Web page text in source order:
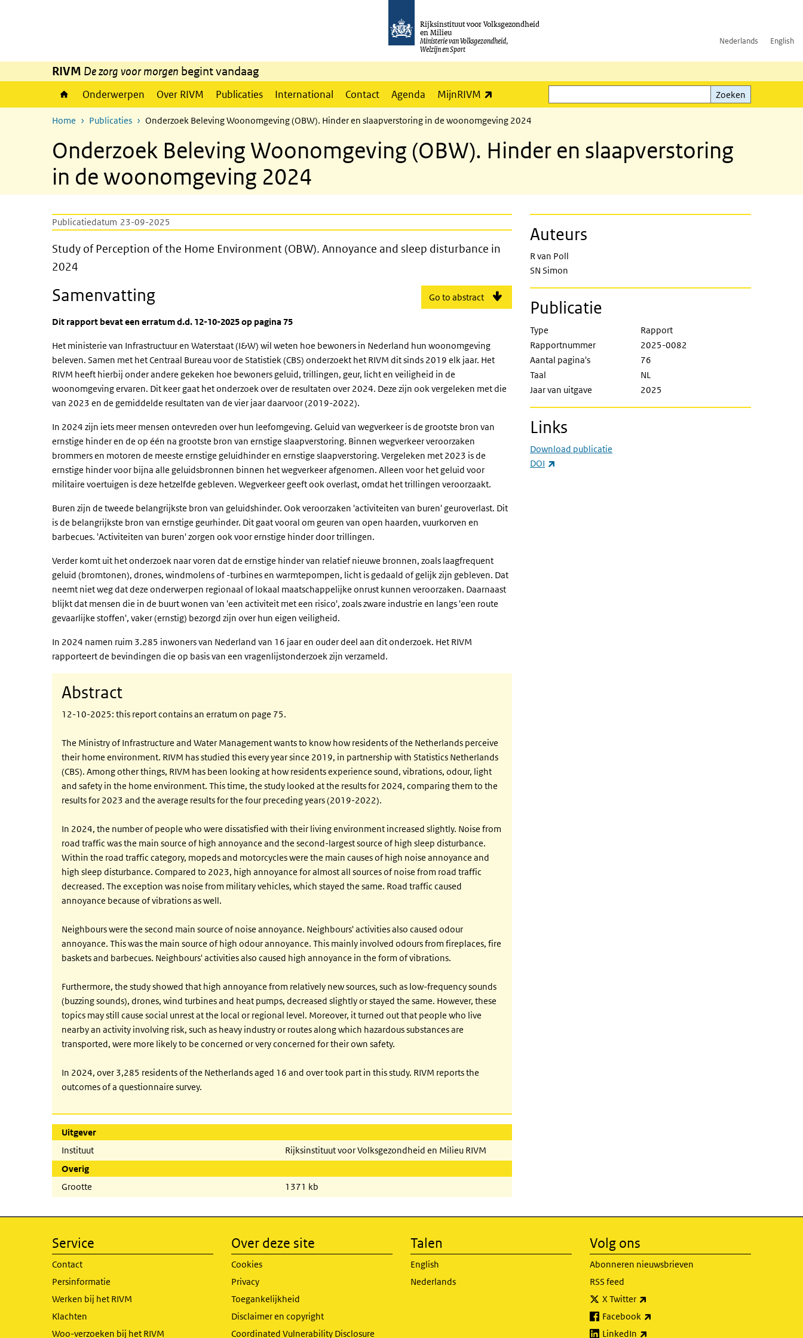
Rijksinstituut voor Volksgezondheid
en Milieu
Ministerie van Volksgezondheid,
Welzijn en Sport
Nederlands English
RIVM De zorg voor morgen begint vandaag
Onderwerpen Over RIVM Publicaties International Contact Agenda MijnRIVM
Zoeken
Zoeken
Home Publicaties Onderzoek Beleving Woonomgeving (OBW). Hinder en slaapverstoring in de woonomgeving 2024
Onderzoek Beleving Woonomgeving (OBW). Hinder en slaapverstoring
in de woonomgeving 2024
Publicatiedatum 23-09-2025
Study of Perception of the Home Environment (OBW). Annoyance and sleep disturbance in 2024
Study of Perception of the Home Environment (OBW). Annoyance and sleep disturbance in
2024
Go to abstract
Samenvatting
Dit rapport bevat een erratum d.d. 12-10-2025 op pagina 75
Het ministerie van Infrastructuur en Waterstaat (I&W) wil weten hoe bewoners in Nederland hun woonomgeving
beleven. Samen met het Centraal Bureau voor de Statistiek (CBS) onderzoekt het RIVM dit sinds 2019 elk jaar. Het
RIVM heeft hierbij onder andere gekeken hoe bewoners geluid, trillingen, geur, licht en veiligheid in de
woonomgeving ervaren. Dit keer gaat het onderzoek over de resultaten over 2024. Deze zijn ook vergeleken met die
van 2023 en de gemiddelde resultaten van de vier jaar daarvoor (2019-2022).
In 2024 zijn iets meer mensen ontevreden over hun leefomgeving. Geluid van wegverkeer is de grootste bron van
ernstige hinder en de op één na grootste bron van ernstige slaapverstoring. Binnen wegverkeer veroorzaken
brommers en motoren de meeste ernstige geluidhinder en ernstige slaapverstoring. Vergeleken met 2023 is de
ernstige hinder voor bijna alle geluidsbronnen binnen het wegverkeer afgenomen. Alleen voor het geluid voor
militaire voertuigen is deze hetzelfde gebleven. Wegverkeer geeft ook overlast, omdat het trillingen veroorzaakt.
Buren zijn de tweede belangrijkste bron van geluidshinder. Ook veroorzaken 'activiteiten van buren' geuroverlast. Dit
is de belangrijkste bron van ernstige geurhinder. Dit gaat vooral om geuren van open haarden, vuurkorven en
barbecues. 'Activiteiten van buren' zorgen ook voor ernstige hinder door trillingen.
Verder komt uit het onderzoek naar voren dat de ernstige hinder van relatief nieuwe bronnen, zoals laagfrequent
geluid (bromtonen), drones, windmolens of -turbines en warmtepompen, licht is gedaald of gelijk zijn gebleven. Dat
neemt niet weg dat deze onderwerpen regionaal of lokaal maatschappelijke onrust kunnen veroorzaken. Daarnaast
blijkt dat mensen die in de buurt wonen van 'een activiteit met een risico', zoals zware industrie en langs 'een route
gevaarlijke stoffen', vaker (ernstig) bezorgd zijn over hun eigen veiligheid.
In 2024 namen ruim 3.285 inwoners van Nederland van 16 jaar en ouder deel aan dit onderzoek. Het RIVM
rapporteert de bevindingen die op basis van een vragenlijstonderzoek zijn verzameld.
Abstract
12-10-2025: this report contains an erratum on page 75.
The Ministry of Infrastructure and Water Management wants to know how residents of the Netherlands perceive
their home environment. RIVM has studied this every year since 2019, in partnership with Statistics Netherlands
(CBS). Among other things, RIVM has been looking at how residents experience sound, vibrations, odour, light
and safety in the home environment. This time, the study looked at the results for 2024, comparing them to the
results for 2023 and the average results for the four preceding years (2019-2022).
In 2024, the number of people who were dissatisfied with their living environment increased slightly. Noise from
road traffic was the main source of high annoyance and the second-largest source of high sleep disturbance.
Within the road traffic category, mopeds and motorcycles were the main causes of high noise annoyance and
high sleep disturbance. Compared to 2023, high annoyance for almost all sources of noise from road traffic
decreased. The exception was noise from military vehicles, which stayed the same. Road traffic caused
annoyance because of vibrations as well.
Neighbours were the second main source of noise annoyance. Neighbours' activities also caused odour
annoyance. This was the main source of high odour annoyance. This mainly involved odours from fireplaces, fire
baskets and barbecues. Neighbours' activities also caused high annoyance in the form of vibrations.
Furthermore, the study showed that high annoyance from relatively new sources, such as low-frequency sounds
(buzzing sounds), drones, wind turbines and heat pumps, decreased slightly or stayed the same. However, these
topics may still cause social unrest at the local or regional level. Moreover, it turned out that people who live
nearby an activity involving risk, such as heavy industry or routes along which hazardous substances are
transported, were more likely to be concerned or very concerned for their own safety.
In 2024, over 3,285 residents of the Netherlands aged 16 and over took part in this study. RIVM reports the
outcomes of a questionnaire survey.
Uitgever
Instituut
Rijksinstituut voor Volksgezondheid en Milieu RIVM
Overig
Grootte
1371 kb
Auteurs
R van Poll
SN Simon
Publicatie
Type
Rapport
Rapportnummer
2025-0082
Aantal pagina's
76
Taal
NL
Jaar van uitgave
2025
Links
Download publicatie
DOI
Service
Contact
Persinformatie
Werken bij het RIVM
Klachten
Woo-verzoeken bij het RIVM
Over deze site
Cookies
Privacy
Toegankelijkheid
Disclaimer en copyright
Coordinated Vulnerability Disclosure
Talen
English
Nederlands
Volg ons
Abonneren nieuwsbrieven
RSS feed
X Twitter
Facebook
LinkedIn